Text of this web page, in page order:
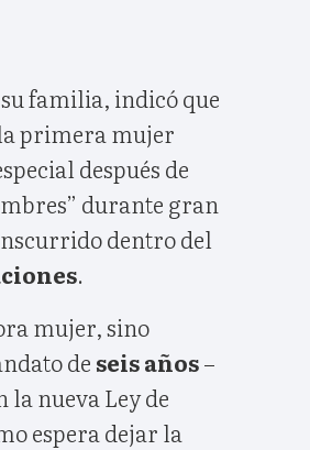
familia, indicó que
primera mujer
después de
durante gran
dentro del
.
mujer, sino
de seis años–
nueva Ley de
espera dejar la